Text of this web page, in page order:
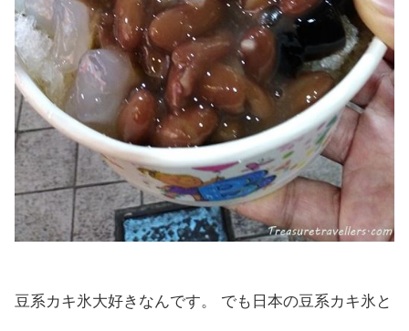
豆系カキ氷大好きなんです。 でも日本の豆系カキ氷と